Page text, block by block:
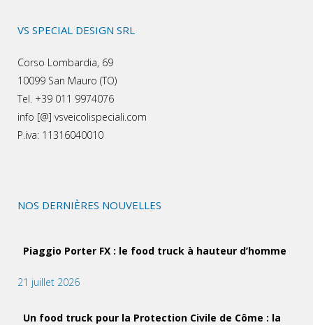
VS SPECIAL DESIGN SRL
Corso Lombardia, 69
10099 San Mauro (TO)
Tel. +39 011 9974076
info [@] vsveicolispeciali.com
P.iva: 11316040010
NOS DERNIÈRES NOUVELLES
Piaggio Porter FX : le food truck à hauteur d’homme
21 juillet 2026
Un food truck pour la Protection Civile de Côme : la